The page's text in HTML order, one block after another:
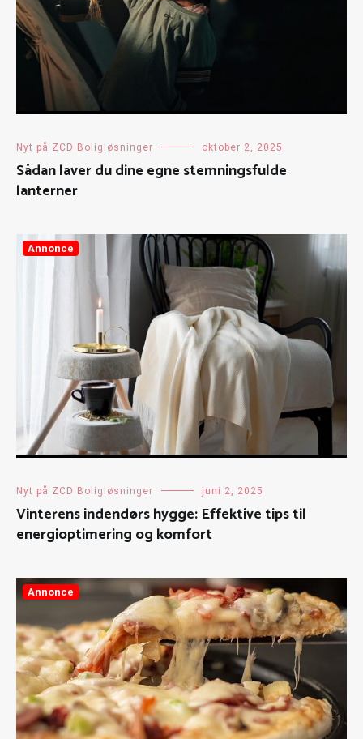
Nyt på ZCD Boligløsninger oktober 2, 2025
Sådan laver du dine egne stemningsfulde
lanterner
Annonce
Nyt på ZCD Boligløsninger juni 2, 2025
Vinterens indendørs hygge: Effektive tips til
energioptimering og komfort
Annonce